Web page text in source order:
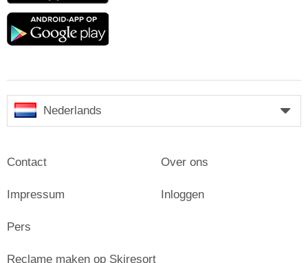
Google
Nederlands
Contact
Impressum
Pers
Over ons
Inloggen
Reclame maken op Skiresort